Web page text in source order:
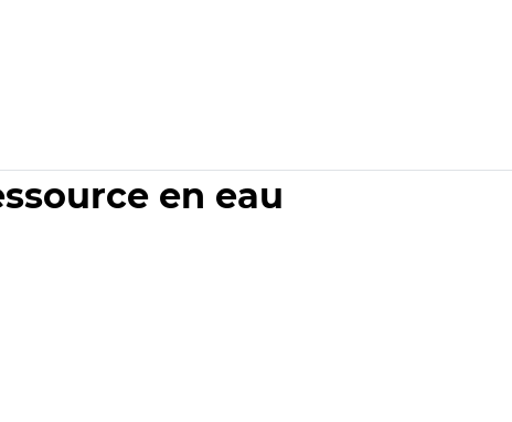
en eau